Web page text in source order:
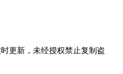
更新，未经授权禁止复制盗